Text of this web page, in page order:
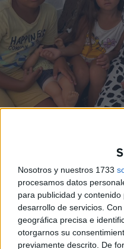
Nosotros y nuestros 1733
procesamos datos
para publicidad y
desarrollo de servicios. Con
geográfica precisa e
otorgarnos su
previamente descrito. De
yo he sufrido para levantar
la frontera y ella limpiaba